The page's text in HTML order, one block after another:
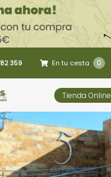
359 En tu cesta 0
Tienda Online